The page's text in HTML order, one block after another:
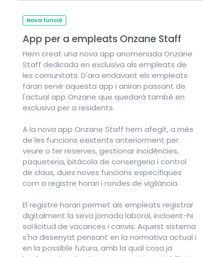
Nova funció
App per a empleats Onzane Staff
Hem creat una nova app anomenada Onzane
Staff dedicada en exclusiva als empleats de
les comunitats. D'ara endavant els empleats
faran servir aquesta app i aniran passant de
l'actual app Onzane que quedarà també en
exclusiva per a residents.
A la nova app Onzane Staff hem afegit, a més
de les funcions existents anteriorment per
veure o fer reserves, gestionar incidències,
paqueteria, bitàcola de consergeria i control
de claus, dues noves funcions específiques
com a registre horari i rondes de vigilància.
El registre horari permet als empleats registrar
digitalment la seva jornada laboral, incloent-hi
sol·licitud de vacances i canvis. Aquest sistema
s'ha dissenyat pensant en la normativa actual i
en la possible futura, amb la qual cosa ja